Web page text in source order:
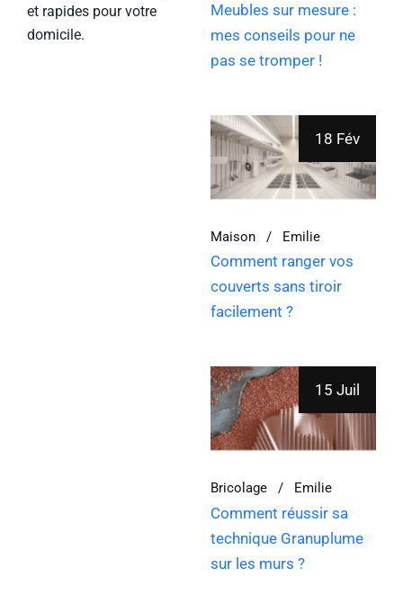
et rapides pour votre
domicile.
Meubles sur mesure :
mes conseils pour ne
pas se tromper !
18 Fév
Maison Emilie
Comment ranger vos
couverts sans tiroir
facilement ?
15 Juil
Bricolage Emilie
Comment réussir sa
technique Granuplume
sur les murs ?